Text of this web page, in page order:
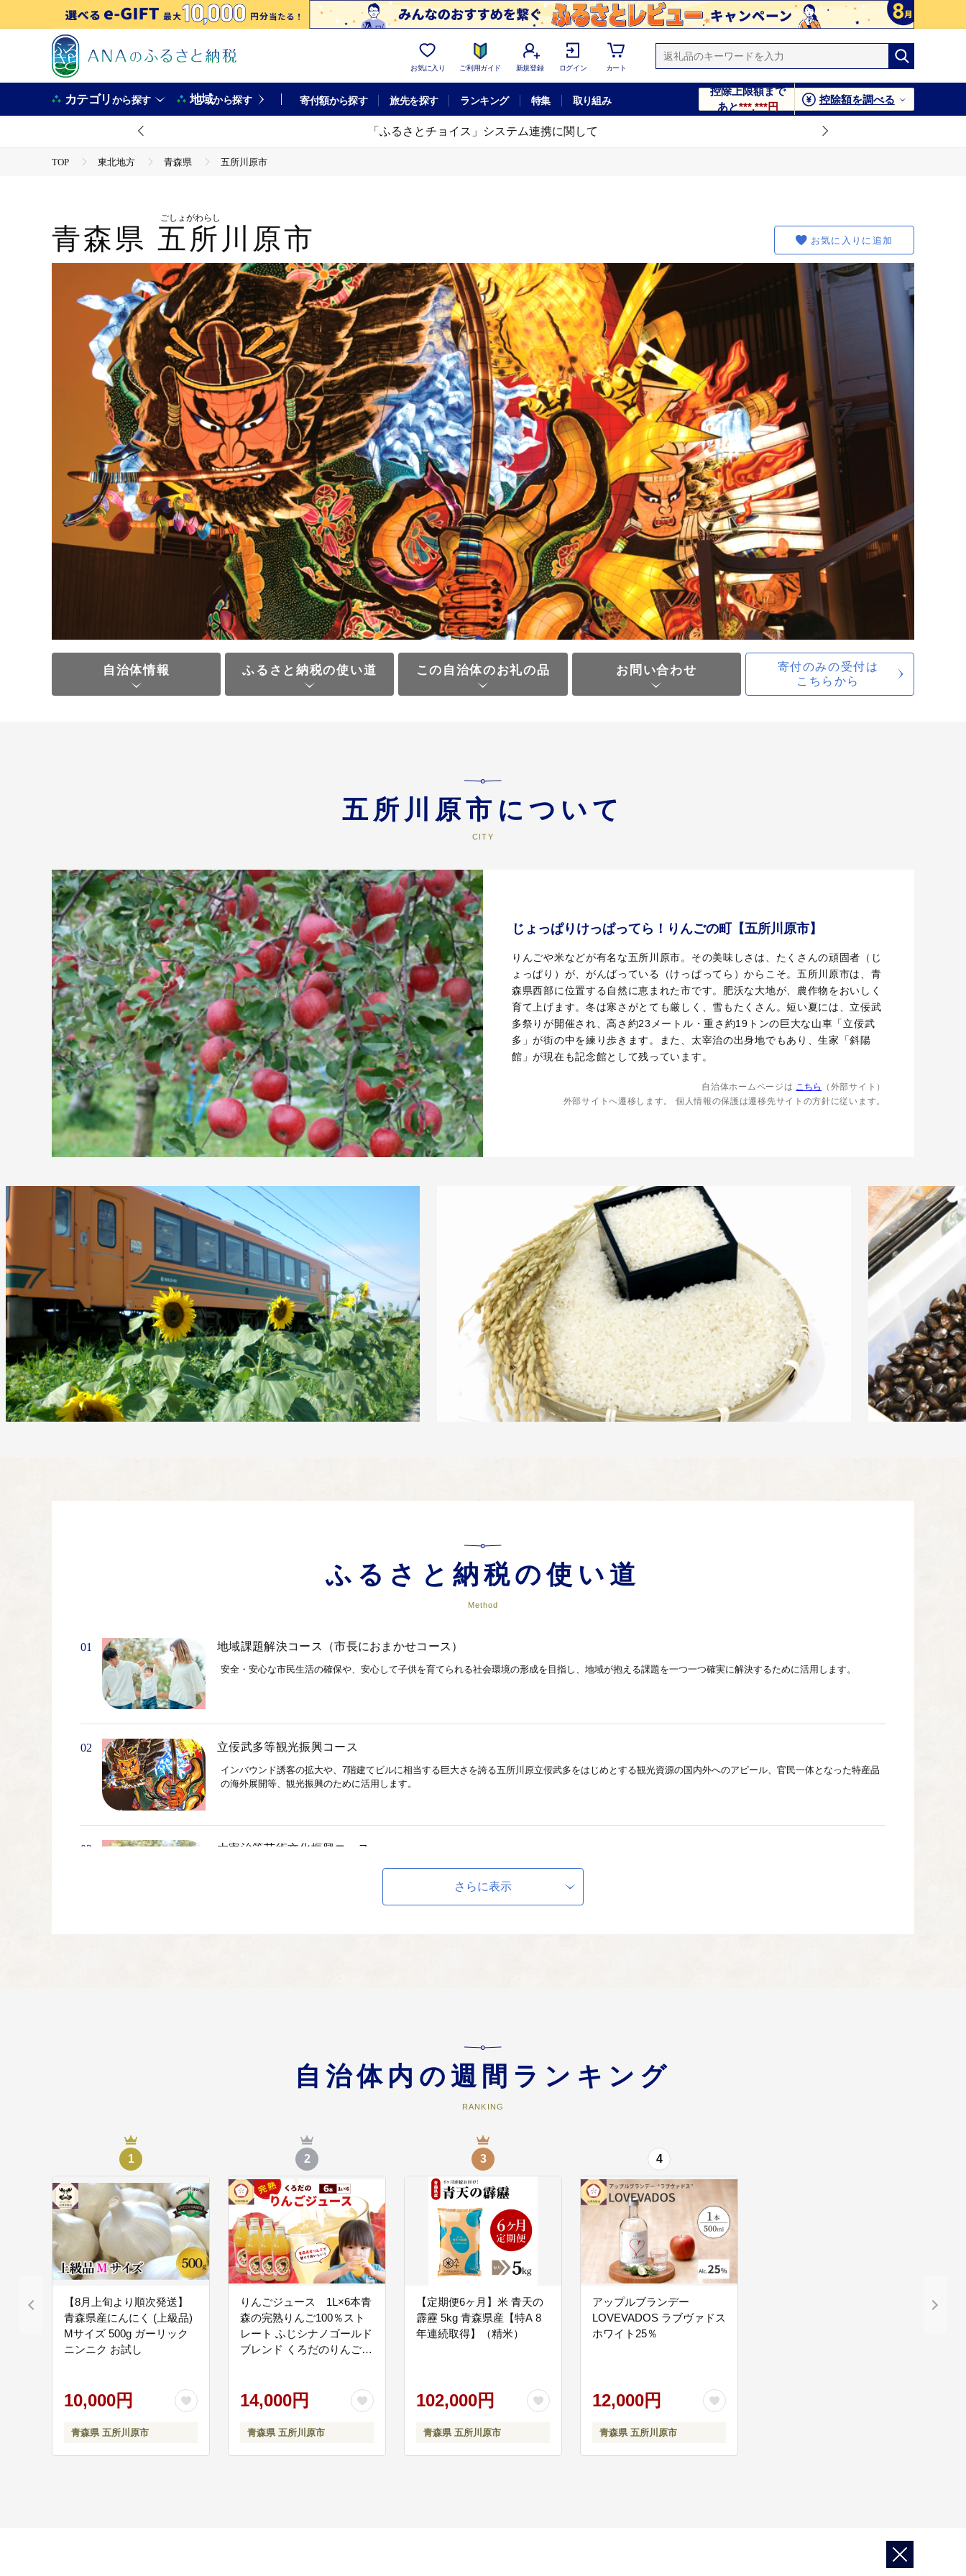
お気に入り ご利用ガイド 新規登録 ログイン カート
カテゴリから探す 地域から探す 寄付額から探す 旅先を探す ランキング 特集 取り組み
控除上限額まで
あと***,***円
控除額を調べる
「ふるさとチョイス」システム連携に関して
TOP 東北地方 青森県 五所川原市
青森県 五所川原市
ごしょがわらし
お気に入りに追加
自治体情報 ふるさと納税の使い道 この自治体のお礼の品 お問い合わせ
寄付のみの受付は
こちらから
五所川原市について
じょっぱりけっぱってら！りんごの町【五所川原市】
りんごや米などが有名な五所川原市。その美味しさは、たくさんの頑固者（じ
ょっぱり）が、がんばっている（けっぱってら）からこそ。五所川原市は、青
森県西部に位置する自然に恵まれた市です。肥沃な大地が、農作物をおいしく
育て上げます。冬は寒さがとても厳しく、雪もたくさん。短い夏には、立佞武
多祭りが開催され、高さ約23メートル・重さ約19トンの巨大な山車「立佞武
多」が街の中を練り歩きます。また、太宰治の出身地でもあり、生家「斜陽
館」が現在も記念館として残っています。
自治体ホームページは こちら
（外部サイト）
外部サイトへ遷移します。 個人情報の保護は遷移先サイトの方針に従います。
ふるさと納税の使い道
Method
01 地域課題解決コース（市長におまかせコース）
安全・安心な市民生活の確保や、安心して子供を育てられる社会環境の形成を目指し、地域が抱える課題を一つ一つ確実に解決するために活用します。
02 立佞武多等観光振興コース
インバウンド誘客の拡大や、7階建てビルに相当する巨大さを誇る五所川原立佞武多をはじめとする観光資源の国内外へのアピール、官民一体となった特産品
の海外展開等、観光振興のために活用します。
03 太宰治等芸術文化振興コース
文豪「太宰治」の生家「斜陽館」や、十三湊遺跡、五月女萢遺跡など、市の重要な文化財の保全・振興を図るために活用します。
さらに表示
自治体内の週間ランキング
RANKING
1
【8月上旬より順次発送】
青森県産にんにく (上級品)
Mサイズ 500g ガーリック
ニンニク お試し
10,000円
青森県 五所川原市
2
りんごジュース 1L×6本青
森の完熟りんご100％スト
レート ふじシナノゴールド
ブレンド くろだのりんごジ
14,000円
青森県 五所川原市
3
【定期便6ヶ月】米 青天の
霹靂 5kg 青森県産【特A 8
年連続取得】（精米）
102,000円
青森県 五所川原市
4
アップルブランデー
LOVEVADOS ラブヴァドス
ホワイト25％
12,000円
青森県 五所川原市